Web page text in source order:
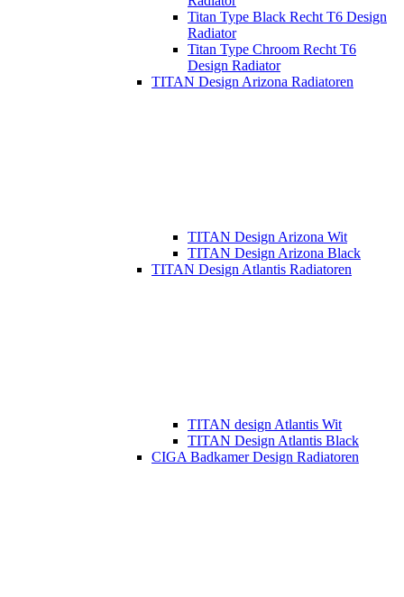
Titan Type Black Recht T6 Design
Radiator
Titan Type Chroom Recht T6
Design Radiator
TITAN Design Arizona Radiatoren
TITAN Design Arizona Wit
TITAN Design Arizona Black
TITAN Design Atlantis Radiatoren
TITAN design Atlantis Wit
TITAN Design Atlantis Black
CIGA Badkamer Design Radiatoren